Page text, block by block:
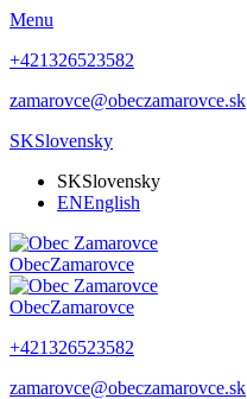
Menu
+421326523582
zamarovce@obeczamarovce.sk
SKSlovensky
SKSlovensky
ENEnglish
ObecZamarovce
ObecZamarovce
+421326523582
zamarovce@obeczamarovce.sk